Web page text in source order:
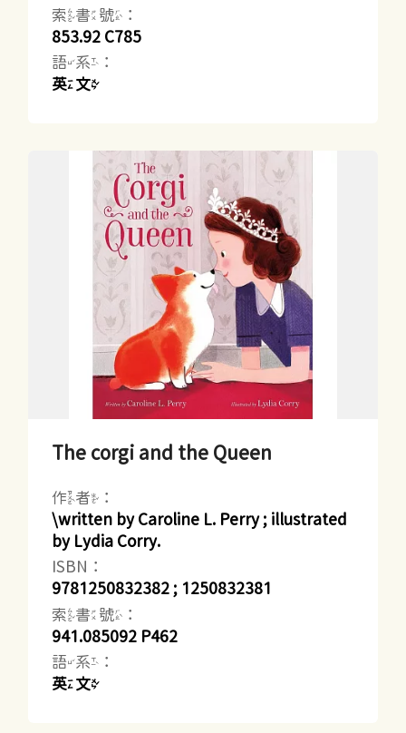
索書號：
853.92 C785
語系：
英文
The corgi and the Queen
作者：
\written by Caroline L. Perry ; illustrated
by Lydia Corry.
ISBN：
9781250832382 ; 1250832381
索書號：
941.085092 P462
語系：
英文